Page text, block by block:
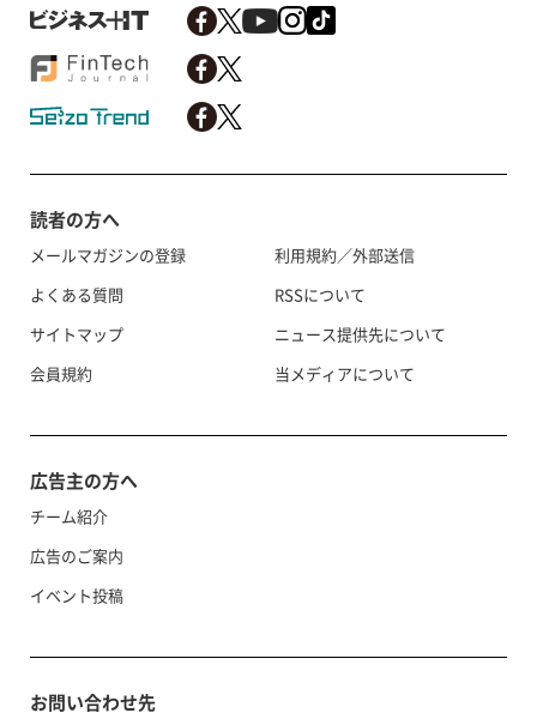
読者の方へ
メールマガジンの登録
よくある質問
サイトマップ
会員規約
利用規約／外部送信
RSSについて
ニュース提供先について
当メディアについて
広告主の方へ
チーム紹介
広告のご案内
イベント投稿
お問い合わせ先